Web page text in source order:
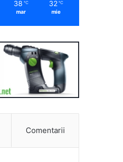
38 ℃
mar
32 ℃
mie
Comentarii